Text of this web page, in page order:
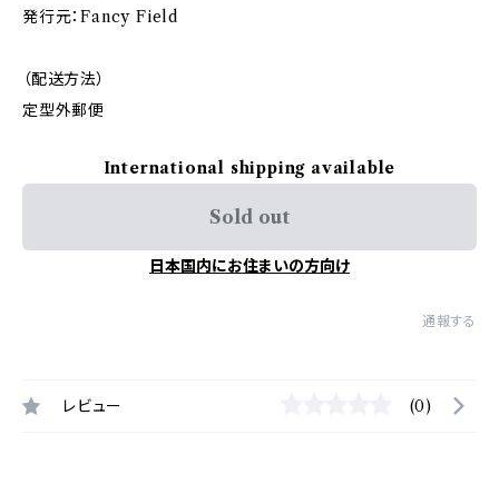
発行元：Fancy Field
（配送方法）
定型外郵便
International shipping available
Sold out
日本国内にお住まいの方向け
通報する
レビュー (0)